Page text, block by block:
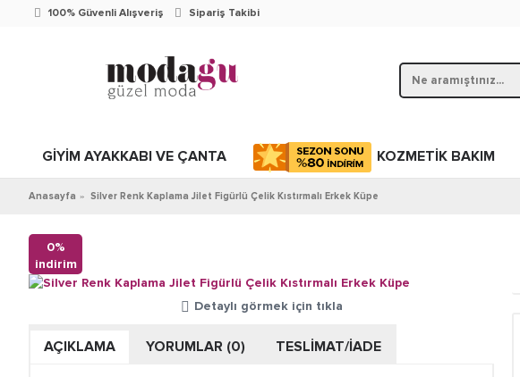
100% Güvenli Alışveriş Sipariş Takibi
GİYİM AYAKKABI VE ÇANTA KOZMETİK BAKIM
Anasayfa Silver Renk Kaplama Jilet Figürlü Çelik Kıstırmalı Erkek Küpe
0%
indirim
Detaylı görmek için tıkla
AÇIKLAMA YORUMLAR (0) TESLİMAT/İADE